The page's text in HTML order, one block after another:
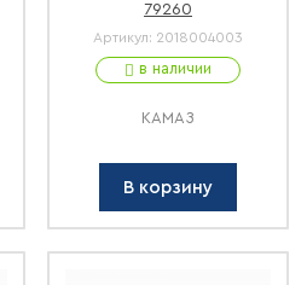
79260
Артикул: 2018004003
в наличии
КАМАЗ
В корзину